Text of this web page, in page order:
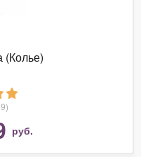
(Колье)
руб.